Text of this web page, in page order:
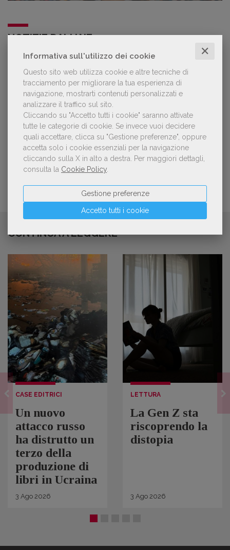
Informativa sull'utilizzo dei cookie ✕
Questo sito web utilizza cookie e altre tecniche di
tracciamento per migliorare la tua esperienza di
navigazione, mostrarti contenuti personalizzati e
analizzare il traffico sul sito.
Cliccando su "Accetto tutti i cookie" saranno attivate
tutte le categorie di cookie. Se invece vuoi decidere
quali accettare, clicca su "Gestione preferenze", oppure
accetta solo i cookie essenziali per la navigazione
cliccando sulla X in alto a destra. Per maggiori dettagli,
consulta la Cookie Policy
Accetto tutti i cookie
Gestione preferenze
NOTIZIE DALL'AIE
Il Premio Inge Feltrinelli apre le
candidature per la quinta edizione,
dedicata al tema della pace
Aperte le adesioni alla collettiva italiana
della China Shanghai International
Children's Book Fair 2026. Candidature
entro il 21 luglio 2026
CONTINUA A LEGGERE
CASE EDITRICI
Un nuovo
attacco russo
ha distrutto un
terzo della
produzione di
libri in Ucraina
3 Ago 2026
LETTURA
La Gen Z sta
riscoprendo la
distopia
3 Ago 2026